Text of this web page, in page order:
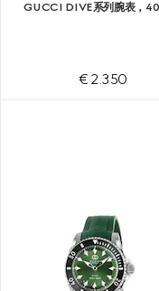
GUCCI DIVE系列腕表，
€ 2.350